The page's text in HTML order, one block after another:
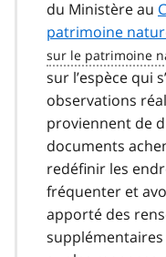
du Ministère au
patrimoine
sur l’espèce qui
observations
proviennent de
documents
redéfinir les
fréquenter et
apporté des